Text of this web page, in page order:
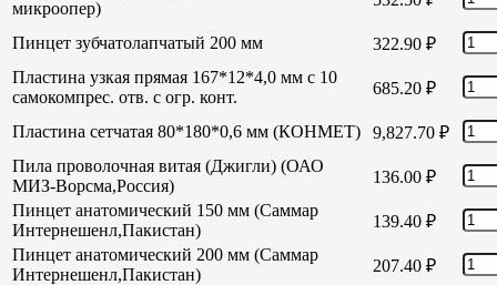
микроопер)
Пинцет зубчатолапчатый 200 мм 322.90 ₽
Пластина узкая прямая 167*12*4,0 мм с 10
самокомпрес. отв. с огр. конт.
685.20 ₽
Пластина сетчатая 80*180*0,6 мм (КОНМЕТ) 9,827.70 ₽
Пила проволочная витая (Джигли) (ОАО
МИЗ-Ворсма,Россия)
136.00 ₽
Пинцет анатомический 150 мм (Саммар
Интернешенл,Пакистан)
139.40 ₽
Пинцет анатомический 200 мм (Саммар
Интернешенл,Пакистан)
207.40 ₽